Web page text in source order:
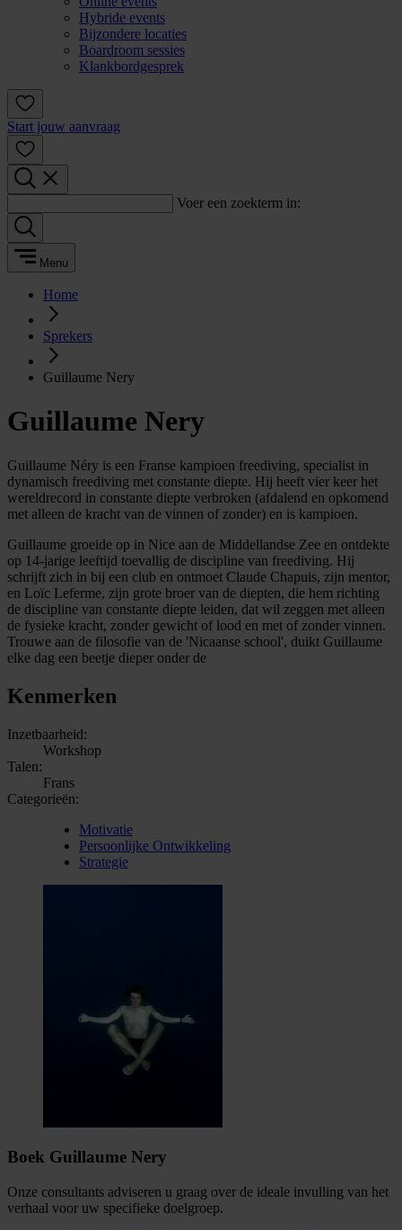
Hybride events
Bijzondere locaties
Boardroom sessies
Klankbordgesprek
Start jouw aanvraag
Voer een zoekterm in:
Menu
Home
Sprekers
Guillaume Nery
Guillaume Nery
Guillaume Néry is een Franse kampioen freediving, specialist in
dynamisch freediving met constante diepte. Hij heeft vier keer het
wereldrecord in constante diepte verbroken (afdalend en opkomend
met alleen de kracht van de vinnen of zonder) en is kampioen.
Guillaume groeide op in Nice aan de Middellandse Zee en ontdekte
op 14-jarige leeftijd toevallig de discipline van freediving. Hij
schrijft zich in bij een club en ontmoet Claude Chapuis, zijn mentor,
en Loïc Leferme, zijn grote broer van de diepten, die hem richting
de discipline van constante diepte leiden, dat wil zeggen met alleen
de fysieke kracht, zonder gewicht of lood en met of zonder vinnen.
Trouwe aan de filosofie van de 'Nicaanse school', duikt Guillaume
elke dag een beetje dieper onder de
Kenmerken
Inzetbaarheid:
Workshop
Talen:
Frans
Categorieën:
Motivatie
Persoonlijke Ontwikkeling
Strategie
Boek Guillaume Nery
Onze consultants adviseren u graag over de ideale invulling van het
verhaal voor uw specifieke doelgroep.